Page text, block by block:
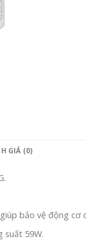
GIÁ (0)
bảo vệ động cơ
suất 59W.